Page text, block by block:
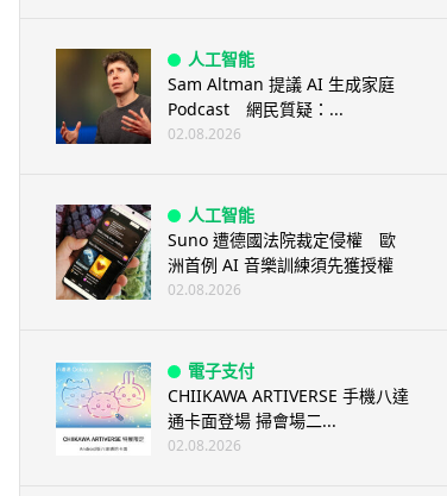
人工智能
Sam Altman 提議 AI 生成家庭
Podcast 網民質疑：...
02.08.2026
人工智能
Suno 遭德國法院裁定侵權 歐
洲首例 AI 音樂訓練須先獲授權
02.08.2026
電子支付
CHIIKAWA ARTIVERSE 手機八達
通卡面登場 掃會場二...
02.08.2026